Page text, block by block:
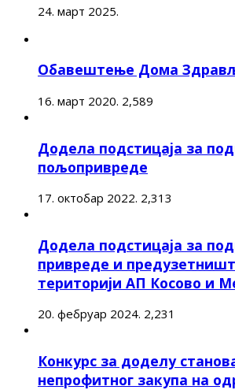
24. март 2025.
Обавештење Дома
16. март 2020. 2,589
Додела подстицаја за
пољопривреде
17. октобар 2022. 2,313
Додела подстицаја за
привреде и
територији АП Косово и
20. фебруар 2024. 2,231
Конкурс за доделу
непрофитног закупа на